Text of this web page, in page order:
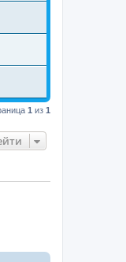
1 из 1